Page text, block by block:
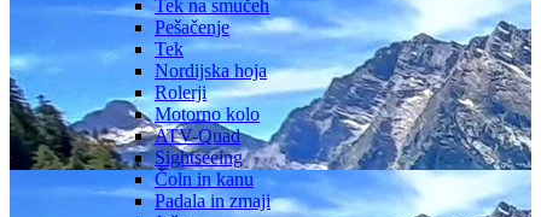
Tek na smučeh
Pešačenje
Tek
Nordijska hoja
Rolerji
Motorno kolo
ATV-Quad
Sightseeing
Čoln in kanu
Padala in zmaji